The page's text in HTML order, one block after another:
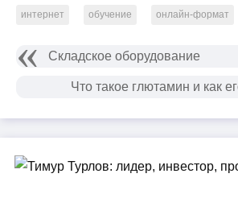
интернет обучение онлайн-формат
Складское оборудование
Что такое глютамин и как